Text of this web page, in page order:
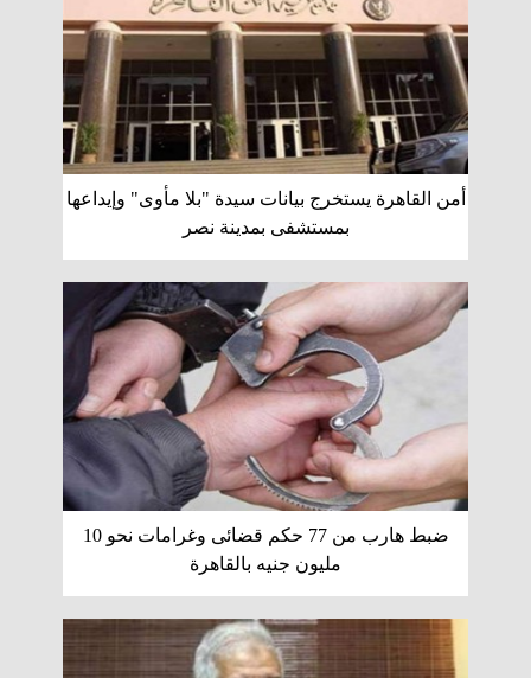
أمن القاهرة يستخرج بيانات سيدة "بلا مأوى" وإيداعها
بمستشفى بمدينة نصر
ضبط هارب من 77 حكم قضائى وغرامات نحو 10
مليون جنيه بالقاهرة